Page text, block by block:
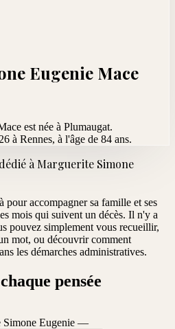
Eugenie Mace
est née à Plumaugat.
à Rennes, à l'âge de 84 ans.
à Marguerite Simone
pour accompagner sa famille et ses
mois qui suivent un décès. Il n'y a
pouvez simplement vous recueillir,
mot, ou découvrir comment
les démarches administratives.
pensée
Simone Eugenie —